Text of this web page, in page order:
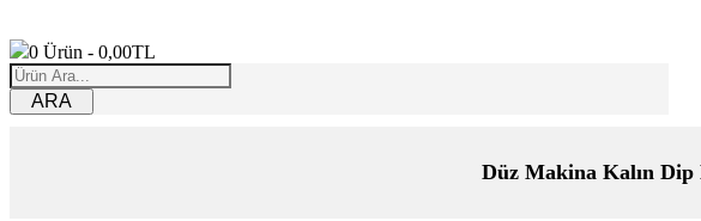
0 Ürün - 0,00TL
ARA
Düz Makina Kalın Dip